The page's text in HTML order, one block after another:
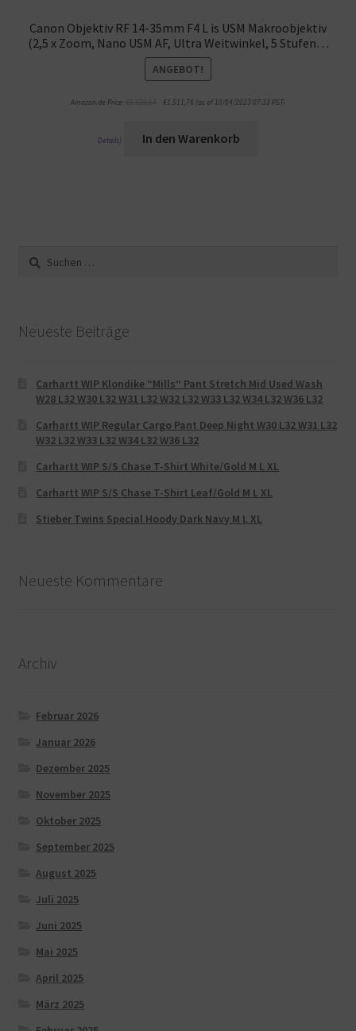
Canon Objektiv RF 14-35mm F4 L is USM Makroobjektiv
(2,5 x Zoom, Nano USM AF, Ultra Weitwinkel, 5 Stufen…
ANGEBOT!
Amazon.de Price: €1.511,76 (as of 10/04/2023 07:33 PST-
Details In den Warenkorb
Suche
nach:
Neueste Beiträge
Carhartt WIP Klondike “Mills“ Pant Stretch Mid Used Wash
W28 L32 W30 L32 W31 L32 W32 L32 W33 L32 W34 L32 W36 L32
Carhartt WIP Regular Cargo Pant Deep Night W30 L32 W31 L32
W32 L32 W33 L32 W34 L32 W36 L32
Carhartt WIP S/S Chase T-Shirt White/Gold M L XL
Carhartt WIP S/S Chase T-Shirt Leaf/Gold M L XL
Stieber Twins Special Hoody Dark Navy M L XL
Neueste Kommentare
Archiv
Februar 2026
Januar 2026
Dezember 2025
November 2025
Oktober 2025
September 2025
August 2025
Juli 2025
Juni 2025
Mai 2025
April 2025
März 2025